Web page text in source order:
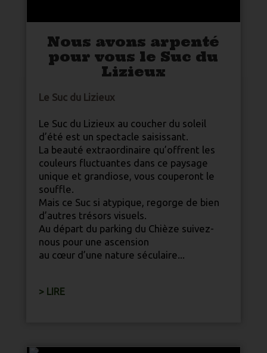
Nous avons arpenté
pour vous le Suc du
Lizieux
Le Suc du Lizieux
Le Suc du Lizieux au coucher du soleil
d’été est un spectacle saisissant.
La beauté extraordinaire qu’offrent les
couleurs fluctuantes dans ce paysage
unique et grandiose, vous couperont le
souffle.
Mais ce Suc si atypique, regorge de bien
d’autres trésors visuels.
Au départ du parking du Chièze suivez-
nous pour une ascension
au cœur d’une nature séculaire...
> LIRE